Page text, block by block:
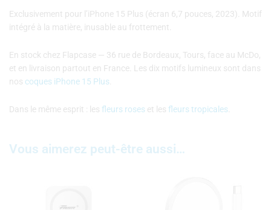
Exclusivement pour l’iPhone 15 Plus (écran 6,7 pouces, 2023). Motif
intégré à la matière, inusable au frottement.
En stock chez Flapcase — 36 rue de Bordeaux, Tours, face au McDo,
et en livraison partout en France. Les dix motifs lumineux sont dans
nos coques iPhone 15 Plus
Dans le même esprit : les fleurs roses et les fleurs tropicales
Vous aimerez peut-être aussi…